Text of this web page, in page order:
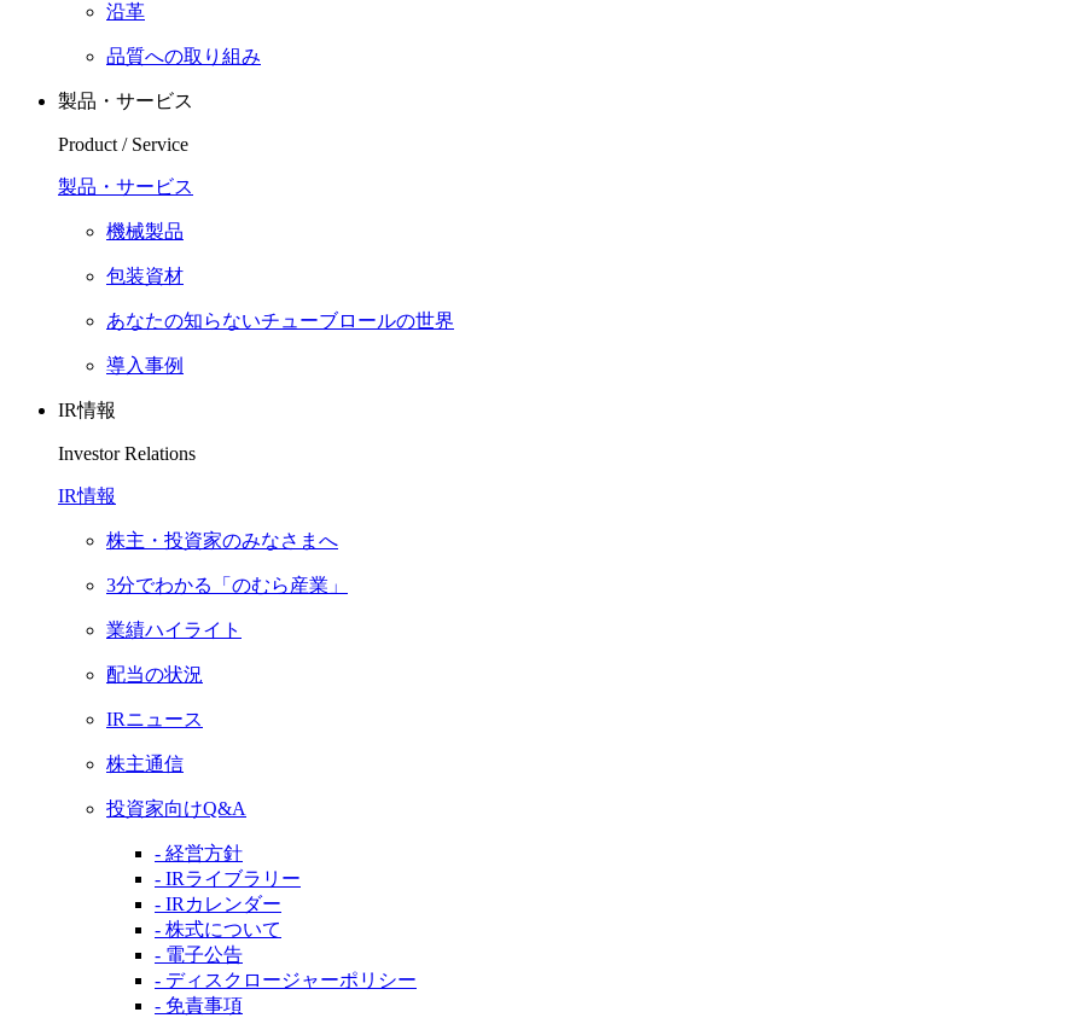
沿革
品質への取り組み
製品・サービス
Product / Service
製品・サービス
機械製品
包装資材
あなたの知らないチューブロールの世界
導入事例
IR情報
Investor Relations
IR情報
株主・投資家のみなさまへ
3分でわかる「のむら産業」
業績ハイライト
配当の状況
IRニュース
株主通信
投資家向けQ&A
- 経営方針
- IRライブラリー
- IRカレンダー
- 株式について
- 電子公告
- ディスクロージャーポリシー
- 免責事項